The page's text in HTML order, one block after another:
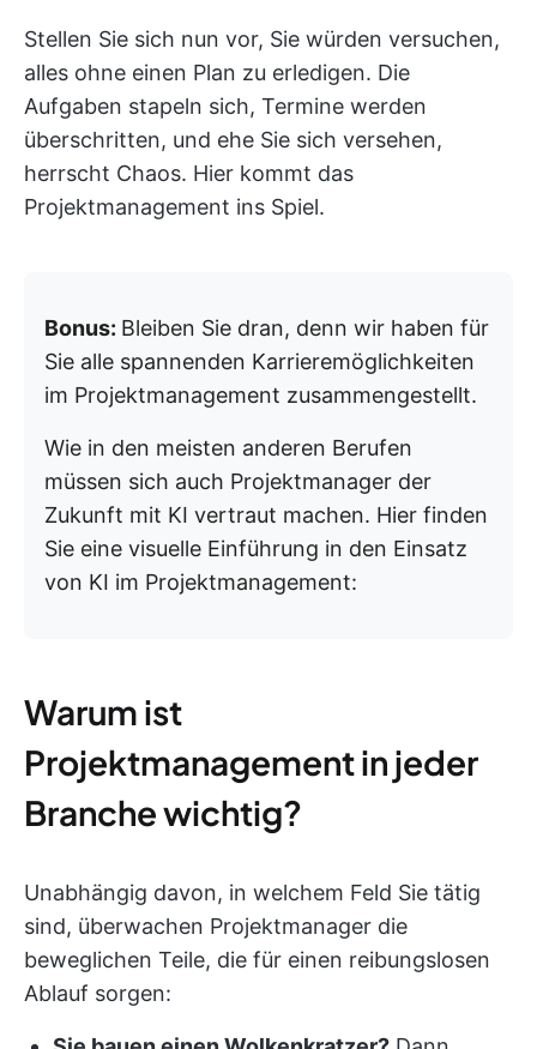
Stellen Sie sich nun vor, Sie würden versuchen,
alles ohne einen Plan zu erledigen. Die
Aufgaben stapeln sich, Termine werden
überschritten, und ehe Sie sich versehen,
herrscht Chaos. Hier kommt das
Projektmanagement ins Spiel.
Bonus: Bleiben Sie dran, denn wir haben für
Sie alle spannenden Karrieremöglichkeiten
im Projektmanagement zusammengestellt.
Wie in den meisten anderen Berufen
müssen sich auch Projektmanager der
Zukunft mit KI vertraut machen. Hier finden
Sie eine visuelle Einführung in den Einsatz
von KI im Projektmanagement:
Warum ist
Projektmanagement in jeder
Branche wichtig?
Unabhängig davon, in welchem Feld Sie tätig
sind, überwachen Projektmanager die
beweglichen Teile, die für einen reibungslosen
Ablauf sorgen: